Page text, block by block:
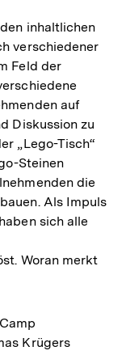
inhaltlichen
verschiedener
Feld der
auf
Diskussion zu
„Lego-Tisch“
Steinen
die
Als Impuls
sich alle
Woran merkt
Krügers